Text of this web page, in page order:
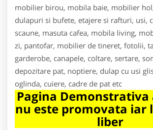
mobilier birou, mobila baie, mobilier
dulapuri si bufete, etajere si rafturi, usi,
scaune, masuta cafea, mobila living,
zi, pantofar, mobilier de tineret, fotolii,
garderobe, canapele, coltare, sertare,
depozitare pat, noptiere, dulap cu usi
oglinda, cuiere, cadre de pat etc
Pagina Demonstrativa
nu este promovata iar
liber